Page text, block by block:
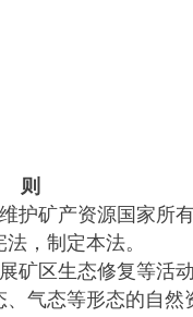
则
矿产资源国家所
，制定本法。
区生态修复等活动
态等形态的自然